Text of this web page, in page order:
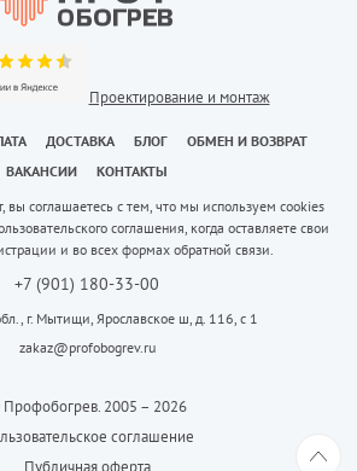
Проектирование и монтаж
ДОСТАВКА БЛОГ
ОБМЕН И ВОЗВРАТ
ВАКАНСИИ
КОНТАКТЫ
вы соглашаетесь с тем, что мы используем cookies
соглашения, когда оставляете свои
и во всех формах обратной связи.
+7 (901) 180-33-00
г. Мытищи, Ярославское ш, д. 116, с 1
zakaz@profobogrev.ru
2005 – 2026
соглашение